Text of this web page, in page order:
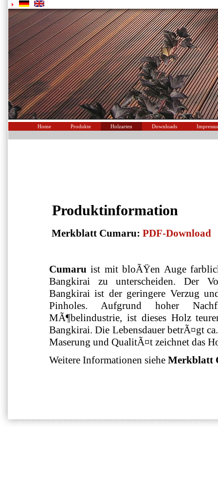
Home Produkte Holzarten Downloads
Produktinformation
Merkblatt Cumaru: PDF-Download
Cumaru ist mit bloÃŸen Auge
Bangkirai zu unterscheiden. Der
Bangkirai ist der geringere Verzug
Pinholes. Aufgrund hoher
MÃ¶belindustrie, ist dieses Holz
Bangkirai. Die Lebensdauer betrÃ¤gt
Maserung und QualitÃ¤t zeichnet das
Weitere Informationen siehe Merkblatt